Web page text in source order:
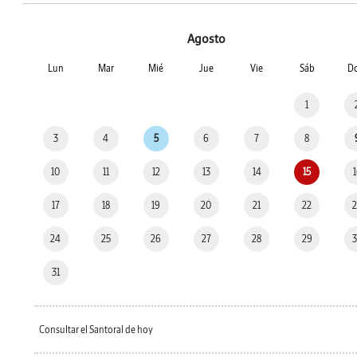
Agosto
Lun Mar Mié Jue Vie Sáb
1
3 4 5 6 7 8
10 11 12 13 14 15
17 18 19 20 21 22
24 25 26 27 28 29
31
Consultar el Santoral de hoy